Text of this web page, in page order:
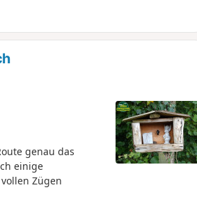
genau das
einige
Zügen